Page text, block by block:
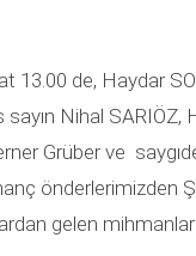
13.00 de, Haydar
Nihal SARIÖZ,
Grüber ve
önderlerimizden
gelen mihmanlar